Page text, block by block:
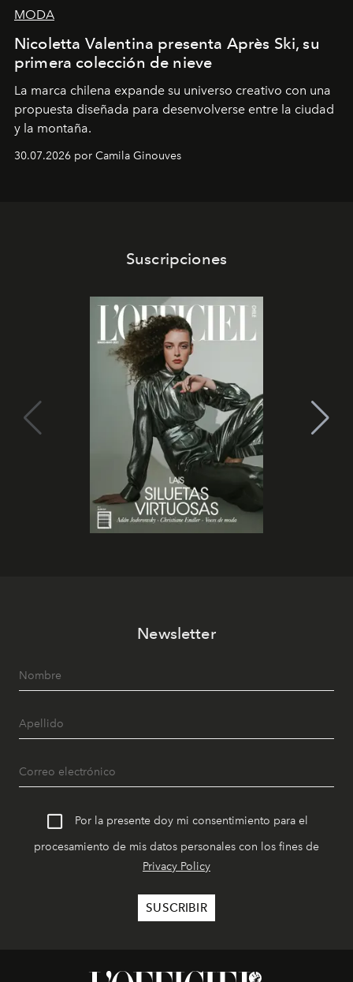
MODA
Nicoletta Valentina presenta Après Ski, su
primera colección de nieve
La marca chilena expande su universo creativo con una
propuesta diseñada para desenvolverse entre la ciudad
y la montaña.
30.07.2026 por Camila Ginouves
Suscripciones
Newsletter
Por la presente doy mi consentimiento para el
procesamiento de mis datos personales con los fines de
Privacy Policy